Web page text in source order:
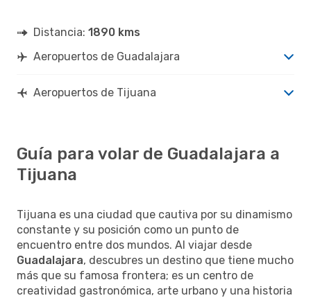
Distancia: 1890 kms
Aeropuertos de Guadalajara
Aeropuertos de Tijuana
Guía para volar de Guadalajara a
Tijuana
Tijuana es una ciudad que cautiva por su dinamismo
constante y su posición como un punto de
encuentro entre dos mundos. Al viajar desde
Guadalajara, descubres un destino que tiene mucho
más que su famosa frontera; es un centro de
creatividad gastronómica, arte urbano y una historia